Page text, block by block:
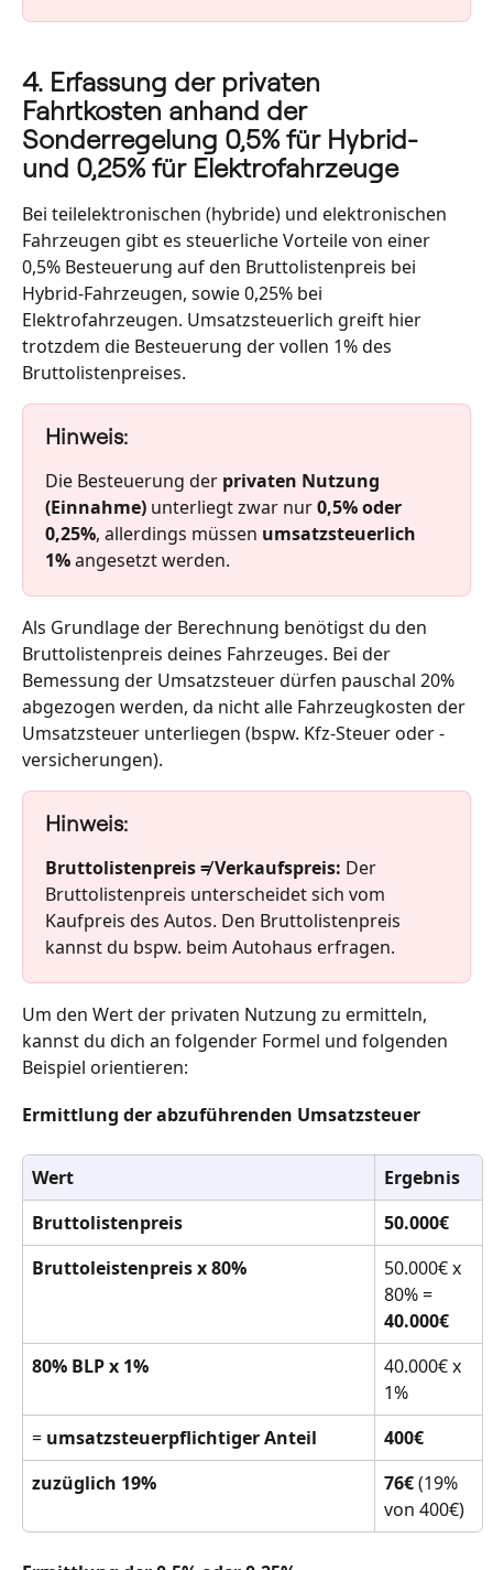
4. Erfassung der privaten
Fahrtkosten anhand der
Sonderregelung 0,5% für Hybrid-
und 0,25% für Elektrofahrzeuge
Bei teilelektronischen (hybride) und elektronischen
Fahrzeugen gibt es steuerliche Vorteile von einer
0,5% Besteuerung auf den Bruttolistenpreis bei
Hybrid-Fahrzeugen, sowie 0,25% bei
Elektrofahrzeugen. Umsatzsteuerlich greift hier
trotzdem die Besteuerung der vollen 1% des
Bruttolistenpreises.
Hinweis:
Die Besteuerung der privaten Nutzung
(Einnahme) unterliegt zwar nur 0,5% oder
0,25%, allerdings müssen umsatzsteuerlich
1% angesetzt werden.
Als Grundlage der Berechnung benötigst du den
Bruttolistenpreis deines Fahrzeuges. Bei der
Bemessung der Umsatzsteuer dürfen pauschal 20%
abgezogen werden, da nicht alle Fahrzeugkosten der
Umsatzsteuer unterliegen (bspw. Kfz-Steuer oder -
versicherungen).
Hinweis:
Bruttolistenpreis ≠ Verkaufspreis: Der
Bruttolistenpreis unterscheidet sich vom
Kaufpreis des Autos. Den Bruttolistenpreis
kannst du bspw. beim Autohaus erfragen.
Um den Wert der privaten Nutzung zu ermitteln,
kannst du dich an folgender Formel und folgenden
Beispiel orientieren:
Ermittlung der abzuführenden Umsatzsteuer
Wert
Ergebnis
Bruttolistenpreis
50.000€
Bruttoleistenpreis x 80%
50.000€ x
80% =
40.000€
80% BLP x 1%
40.000€ x
1%
= umsatzsteuerpflichtiger Anteil
400€
zuzüglich 19%
76€ (19%
von 400€)